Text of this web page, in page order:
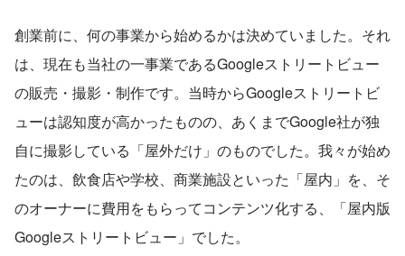
創業前に、何の事業から始めるかは決めていました。それ
は、現在も当社の一事業であるGoogleストリートビュー
の販売・撮影・制作です。当時からGoogleストリートビ
ューは認知度が高かったものの、あくまでGoogle社が独
自に撮影している「屋外だけ」のものでした。我々が始め
たのは、飲食店や学校、商業施設といった「屋内」を、そ
のオーナーに費用をもらってコンテンツ化する、「屋内版
Googleストリートビュー」でした。